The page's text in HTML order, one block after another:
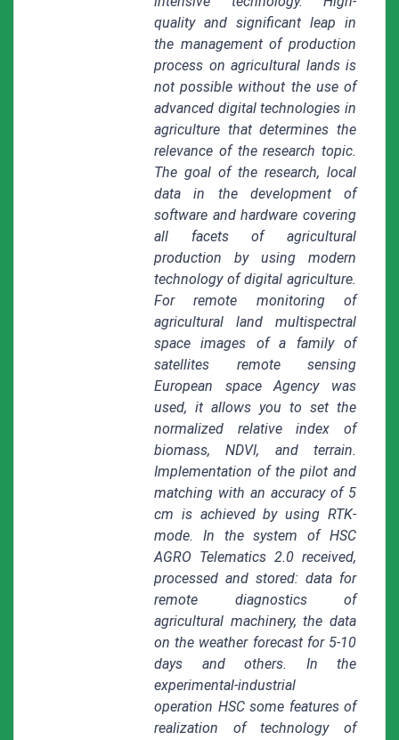
quality and significant leap in
the management of production
process on agricultural lands is
not possible without the use of
advanced digital technologies in
agriculture that determines the
relevance of the research topic.
The goal of the research, local
data in the development of
software and hardware covering
all facets of agricultural
production by using modern
technology of digital agriculture.
For remote monitoring of
agricultural land multispectral
space images of a family of
satellites remote sensing
European space Agency was
used, it allows you to set the
normalized relative index of
biomass, NDVI, and terrain.
Implementation of the pilot and
matching with an accuracy of 5
cm is achieved by using RTK-
mode. In the system of HSC
AGRO Telematics 2.0 received,
processed and stored: data for
remote diagnostics of
agricultural machinery, the data
on the weather forecast for 5-10
days and others. In the
experimental-industrial
operation HSC some features of
realization of technology of